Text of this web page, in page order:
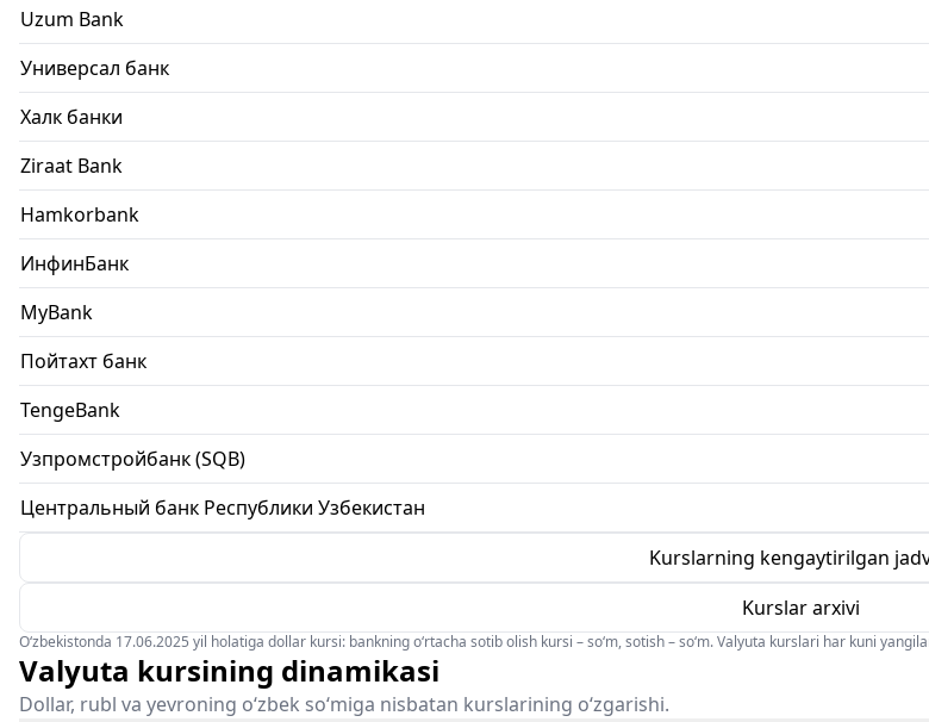
Uzum Bank
Универсал банк
Халк банки
Ziraat Bank
Hamkorbank
ИнфинБанк
MyBank
Пойтахт банк
TengeBank
Узпромстройбанк (SQB)
Центральный банк Республики Узбекистан
Kurslarning kengaytirilgan
Kurslar arxivi
O‘zbekistonda 17.06.2025 yil holatiga dollar kursi: bankning o‘rtacha sotib olish kursi – so‘m, sotish – so‘m. Valyuta kurslari har kuni
Valyuta kursining dinamikasi
Dollar, rubl va yevroning o‘zbek so‘miga nisbatan kurslarining o‘zgarishi.